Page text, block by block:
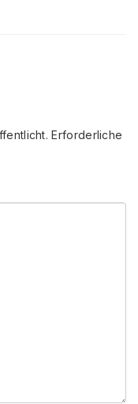
Erforderliche